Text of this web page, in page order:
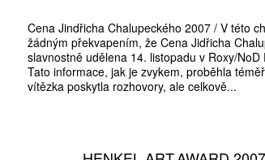
Cena Jindřicha Chalupeckého 2007 / V této
žádným překvapením, že Cena Jidřicha
slavnostně udělena 14. listopadu v Roxy/NoD
Tato informace, jak je zvykem, proběhla
vítězka poskytla rozhovory, ale celkově...